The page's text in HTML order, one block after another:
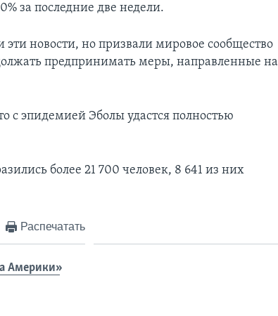
за последние две недели.
новости, но призвали мировое сообщество
предпринимать меры, направленные на
с эпидемией Эболы удастся полностью
более 21 700 человек, 8 641 из них
Распечатать
Америки»